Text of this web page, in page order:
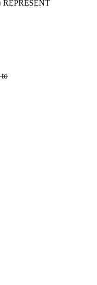
to